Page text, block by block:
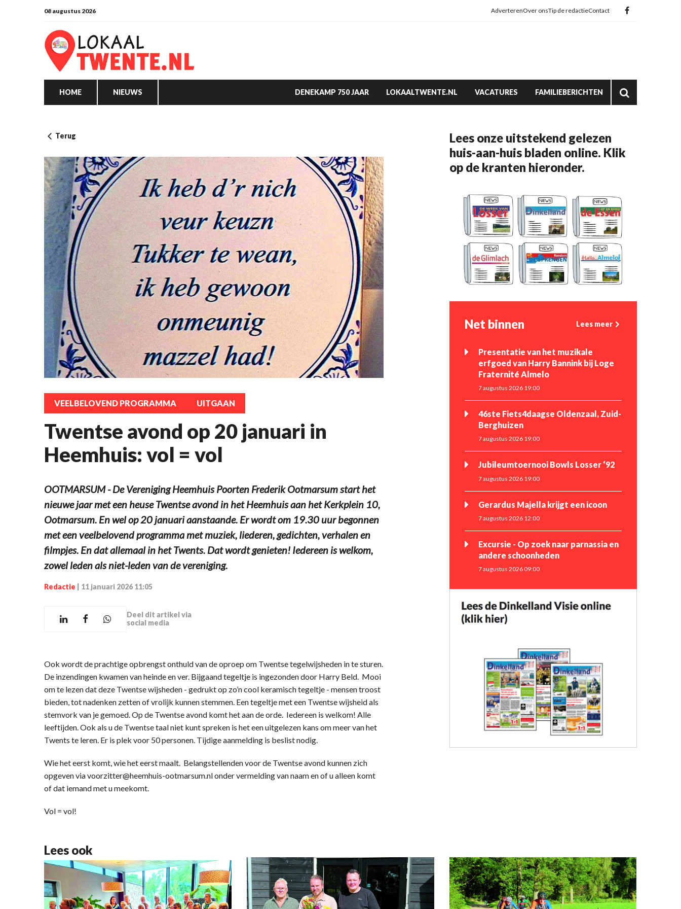
08 augustus 2026 AdverterenOver onsTip de redactieContact
HOME NIEUWS DENEKAMP 750 JAAR LOKAALTWENTE.NL VACATURES FAMILIEBERICHTEN
Terug
VEELBELOVEND PROGRAMMA UITGAAN
Twentse avond op 20 januari in
Heemhuis: vol = vol
OOTMARSUM - De Vereniging Heemhuis Poorten Frederik Ootmarsum start het
nieuwe jaar met een heuse Twentse avond in het Heemhuis aan het Kerkplein 10,
Ootmarsum. En wel op 20 januari aanstaande. Er wordt om 19.30 uur begonnen
met een veelbelovend programma met muziek, liederen, gedichten, verhalen en
filmpjes. En dat allemaal in het Twents. Dat wordt genieten! Iedereen is welkom,
zowel leden als niet-leden van de vereniging.
Redactie 11 januari 2026 11:05
Deel dit artikel via
social media
Ook wordt de prachtige opbrengst onthuld van de oproep om Twentse tegelwijsheden in te sturen.
De inzendingen kwamen van heinde en ver. Bijgaand tegeltje is ingezonden door Harry Beld. Mooi
om te lezen dat deze Twentse wijsheden - gedrukt op zo’n cool keramisch tegeltje - mensen troost
bieden, tot nadenken zetten of vrolijk kunnen stemmen. Een tegeltje met een Twentse wijsheid als
stemvork van je gemoed. Op de Twentse avond komt het aan de orde. Iedereen is welkom! Alle
leeftijden. Ook als u de Twentse taal niet kunt spreken is het een uitgelezen kans om meer van het
Twents te leren. Er is plek voor 50 personen. Tijdige aanmelding is beslist nodig.
Wie het eerst komt, wie het eerst maalt. Belangstellenden voor de Twentse avond kunnen zich
opgeven via voorzitter@heemhuis-ootmarsum.nl onder vermelding van naam en of u alleen komt
of dat iemand met u meekomt.
Vol = vol!
Lees onze uitstekend gelezen
huis-aan-huis bladen online. Klik
op de kranten hieronder.
Net binnen Lees meer
Presentatie van het muzikale
erfgoed van Harry Bannink bij Loge
Fraternité Almelo
7 augustus 2026 19:00
46ste Fiets4daagse Oldenzaal, Zuid-
Berghuizen
7 augustus 2026 19:00
Jubileumtoernooi Bowls Losser ‘92
7 augustus 2026 19:00
Gerardus Majella krijgt een icoon
7 augustus 2026 12:00
Excursie - Op zoek naar parnassia en
andere schoonheden
7 augustus 2026 09:00
Lees ook